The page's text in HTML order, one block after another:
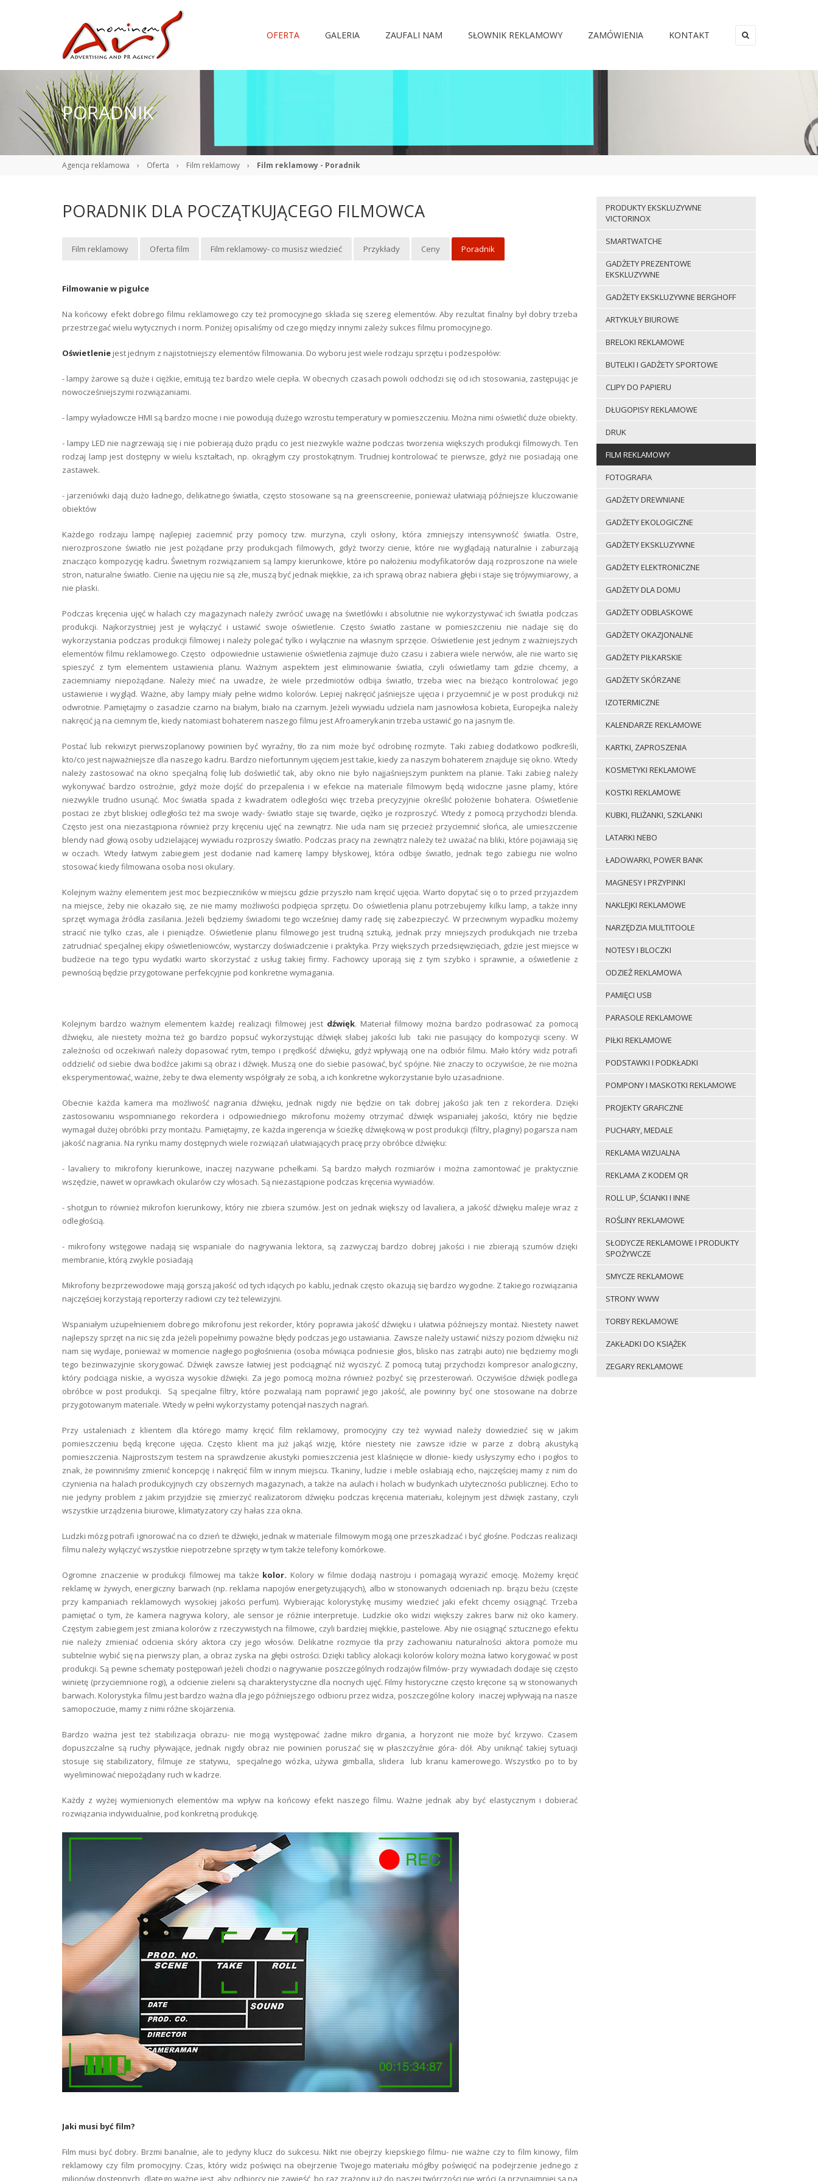
OFERTA GALERIA ZAUFALI NAM SŁOWNIK REKLAMOWY ZAMÓWIENIA KONTAKT
PORADNIK
Agencja reklamowa › Oferta › Film reklamowy › Film reklamowy - Poradnik
PORADNIK DLA POCZĄTKUJĄCEGO FILMOWCA
Film reklamowy Oferta film Film reklamowy- co musisz wiedzieć Przykłady Ceny Poradnik
Filmowanie w pigułce
Na końcowy efekt dobrego filmu reklamowego czy też promocyjnego składa się szereg elementów. Aby rezultat finalny był dobry trzeba
przestrzegać wielu wytycznych i norm. Poniżej opisaliśmy od czego między innymi zależy sukces filmu promocyjnego.
Oświetlenie jest jednym z najistotniejszy elementów filmowania. Do wyboru jest wiele rodzaju sprzętu i podzespołów:
- lampy żarowe są duże i ciężkie, emitują tez bardzo wiele ciepła. W obecnych czasach powoli odchodzi się od ich stosowania, zastępując je
nowocześniejszymi rozwiązaniami.
- lampy wyładowcze HMI są bardzo mocne i nie powodują dużego wzrostu temperatury w pomieszczeniu. Można nimi oświetlić duże obiekty.
- lampy LED nie nagrzewają się i nie pobierają dużo prądu co jest niezwykle ważne podczas tworzenia większych produkcji filmowych. Ten
rodzaj lamp jest dostępny w wielu kształtach, np. okrągłym czy prostokątnym. Trudniej kontrolować te pierwsze, gdyż nie posiadają one
zastawek.
- jarzeniówki dają dużo ładnego, delikatnego światła, często stosowane są na greenscreenie, ponieważ ułatwiają późniejsze kluczowanie
obiektów
Każdego rodzaju lampę najlepiej zaciemnić przy pomocy tzw. murzyna, czyli osłony, która zmniejszy intensywność światła. Ostre,
nierozproszone światło nie jest pożądane przy produkcjach filmowych, gdyż tworzy cienie, które nie wyglądają naturalnie i zaburzają
znacząco kompozycję kadru. Świetnym rozwiązaniem są lampy kierunkowe, które po nałożeniu modyfikatorów dają rozproszone na wiele
stron, naturalne światło. Cienie na ujęciu nie są złe, muszą być jednak miękkie, za ich sprawą obraz nabiera głębi i staje się trójwymiarowy, a
nie płaski.
Podczas kręcenia ujęć w halach czy magazynach należy zwrócić uwagę na świetlówki i absolutnie nie wykorzystywać ich światła podczas
produkcji. Najkorzystniej jest je wyłączyć i ustawić swoje oświetlenie. Często światło zastane w pomieszczeniu nie nadaje się do
wykorzystania podczas produkcji filmowej i należy polegać tylko i wyłącznie na własnym sprzęcie. Oświetlenie jest jednym z ważniejszych
elementów filmu reklamowego. Często odpowiednie ustawienie oświetlenia zajmuje dużo czasu i zabiera wiele nerwów, ale nie warto się
spieszyć z tym elementem ustawienia planu. Ważnym aspektem jest eliminowanie światła, czyli oświetlamy tam gdzie chcemy, a
zaciemniamy niepożądane. Należy mieć na uwadze, że wiele przedmiotów odbija światło, trzeba wiec na bieżąco kontrolować jego
ustawienie i wygląd. Ważne, aby lampy miały pełne widmo kolorów. Lepiej nakręcić jaśniejsze ujęcia i przyciemnić je w post produkcji niż
odwrotnie. Pamiętajmy o zasadzie czarno na białym, biało na czarnym. Jeżeli wywiadu udziela nam jasnowłosa kobieta, Europejka należy
nakręcić ją na ciemnym tle, kiedy natomiast bohaterem naszego filmu jest Afroamerykanin trzeba ustawić go na jasnym tle.
Postać lub rekwizyt pierwszoplanowy powinien być wyraźny, tło za nim może być odrobinę rozmyte. Taki zabieg dodatkowo podkreśli,
kto/co jest najważniejsze dla naszego kadru. Bardzo niefortunnym ujęciem jest takie, kiedy za naszym bohaterem znajduje się okno. Wtedy
należy zastosować na okno specjalną folię lub doświetlić tak, aby okno nie było najjaśniejszym punktem na planie. Taki zabieg należy
wykonywać bardzo ostrożnie, gdyż może dojść do przepalenia i w efekcie na materiale filmowym będą widoczne jasne plamy, które
niezwykle trudno usunąć. Moc światła spada z kwadratem odległości więc trzeba precyzyjnie określić położenie bohatera. Oświetlenie
postaci ze zbyt bliskiej odległości też ma swoje wady- światło staje się twarde, ciężko je rozproszyć. Wtedy z pomocą przychodzi blenda.
Często jest ona niezastąpiona również przy kręceniu ujęć na zewnątrz. Nie uda nam się przecież przyciemnić słońca, ale umieszczenie
blendy nad głową osoby udzielającej wywiadu rozproszy światło. Podczas pracy na zewnątrz należy też uważać na bliki, które pojawiają się
w oczach. Wtedy łatwym zabiegiem jest dodanie nad kamerę lampy błyskowej, która odbije światło, jednak tego zabiegu nie wolno
stosować kiedy filmowana osoba nosi okulary.
Kolejnym ważny elementem jest moc bezpieczników w miejscu gdzie przyszło nam kręcić ujęcia. Warto dopytać się o to przed przyjazdem
na miejsce, żeby nie okazało się, ze nie mamy możliwości podpięcia sprzętu. Do oświetlenia planu potrzebujemy kilku lamp, a także inny
sprzęt wymaga źródła zasilania. Jeżeli będziemy świadomi tego wcześniej damy radę się zabezpieczyć. W przeciwnym wypadku możemy
stracić nie tylko czas, ale i pieniądze. Oświetlenie planu filmowego jest trudną sztuką, jednak przy mniejszych produkcjach nie trzeba
zatrudniać specjalnej ekipy oświetleniowców, wystarczy doświadczenie i praktyka. Przy większych przedsięwzięciach, gdzie jest miejsce w
budżecie na tego typu wydatki warto skorzystać z usług takiej firmy. Fachowcy uporają się z tym szybko i sprawnie, a oświetlenie z
pewnością będzie przygotowane perfekcyjnie pod konkretne wymagania.
Kolejnym bardzo ważnym elementem każdej realizacji filmowej jest dźwięk. Materiał filmowy można bardzo podrasować za pomocą
dźwięku, ale niestety można też go bardzo popsuć wykorzystując dźwięk słabej jakości lub taki nie pasujący do kompozycji sceny. W
zależności od oczekiwań należy dopasować rytm, tempo i prędkość dźwięku, gdyż wpływają one na odbiór filmu. Mało który widz potrafi
oddzielić od siebie dwa bodźce jakimi są obraz i dźwięk. Muszą one do siebie pasować, być spójne. Nie znaczy to oczywiście, że nie można
eksperymentować, ważne, żeby te dwa elementy współgrały ze sobą, a ich konkretne wykorzystanie było uzasadnione.
Obecnie każda kamera ma możliwość nagrania dźwięku, jednak nigdy nie będzie on tak dobrej jakości jak ten z rekordera. Dzięki
zastosowaniu wspomnianego rekordera i odpowiedniego mikrofonu możemy otrzymać dźwięk wspaniałej jakości, który nie będzie
wymagał dużej obróbki przy montażu. Pamiętajmy, ze każda ingerencja w ścieżkę dźwiękową w post produkcji (filtry, plaginy) pogarsza nam
jakość nagrania. Na rynku mamy dostępnych wiele rozwiązań ułatwiających pracę przy obróbce dźwięku:
- lavaliery to mikrofony kierunkowe, inaczej nazywane pchełkami. Są bardzo małych rozmiarów i można zamontować je praktycznie
wszędzie, nawet w oprawkach okularów czy włosach. Są niezastąpione podczas kręcenia wywiadów.
- shotgun to również mikrofon kierunkowy, który nie zbiera szumów. Jest on jednak większy od lavaliera, a jakość dźwięku maleje wraz z
odległością.
- mikrofony wstęgowe nadają się wspaniale do nagrywania lektora, są zazwyczaj bardzo dobrej jakości i nie zbierają szumów dzięki
membranie, którą zwykle posiadają
Mikrofony bezprzewodowe mają gorszą jakość od tych idących po kablu, jednak często okazują się bardzo wygodne. Z takiego rozwiązania
najczęściej korzystają reporterzy radiowi czy też telewizyjni.
Wspaniałym uzupełnieniem dobrego mikrofonu jest rekorder, który poprawia jakość dźwięku i ułatwia późniejszy montaż. Niestety nawet
najlepszy sprzęt na nic się zda jeżeli popełnimy poważne błędy podczas jego ustawiania. Zawsze należy ustawić niższy poziom dźwięku niż
nam się wydaje, ponieważ w momencie nagłego pogłośnienia (osoba mówiąca podniesie głos, blisko nas zatrąbi auto) nie będziemy mogli
tego bezinwazyjnie skorygować. Dźwięk zawsze łatwiej jest podciągnąć niż wyciszyć. Z pomocą tutaj przychodzi kompresor analogiczny,
który podciąga niskie, a wycisza wysokie dźwięki. Za jego pomocą można również pozbyć się przesterowań. Oczywiście dźwięk podlega
obróbce w post produkcji. Są specjalne filtry, które pozwalają nam poprawić jego jakość, ale powinny być one stosowane na dobrze
przygotowanym materiale. Wtedy w pełni wykorzystamy potencjał naszych nagrań.
Przy ustaleniach z klientem dla którego mamy kręcić film reklamowy, promocyjny czy też wywiad należy dowiedzieć się w jakim
pomieszczeniu będą kręcone ujęcia. Często klient ma już jakąś wizję, które niestety nie zawsze idzie w parze z dobrą akustyką
pomieszczenia. Najprostszym testem na sprawdzenie akustyki pomieszczenia jest klaśnięcie w dłonie- kiedy usłyszymy echo i pogłos to
znak, że powinniśmy zmienić koncepcję i nakręcić film w innym miejscu. Tkaniny, ludzie i meble osłabiają echo, najczęściej mamy z nim do
czynienia na halach produkcyjnych czy obszernych magazynach, a także na aulach i holach w budynkach użyteczności publicznej. Echo to
nie jedyny problem z jakim przyjdzie się zmierzyć realizatorom dźwięku podczas kręcenia materiału, kolejnym jest dźwięk zastany, czyli
wszystkie urządzenia biurowe, klimatyzatory czy hałas zza okna.
Ludzki mózg potrafi ignorować na co dzień te dźwięki, jednak w materiale filmowym mogą one przeszkadzać i być głośne. Podczas realizacji
filmu należy wyłączyć wszystkie niepotrzebne sprzęty w tym także telefony komórkowe.
Ogromne znaczenie w produkcji filmowej ma także kolor. Kolory w filmie dodają nastroju i pomagają wyrazić emocję. Możemy kręcić
reklamę w żywych, energiczny barwach (np. reklama napojów energetyzujących), albo w stonowanych odcieniach np. brązu beżu (częste
przy kampaniach reklamowych wysokiej jakości perfum). Wybierając kolorystykę musimy wiedzieć jaki efekt chcemy osiągnąć. Trzeba
pamiętać o tym, że kamera nagrywa kolory, ale sensor je różnie interpretuje. Ludzkie oko widzi większy zakres barw niż oko kamery.
Częstym zabiegiem jest zmiana kolorów z rzeczywistych na filmowe, czyli bardziej miękkie, pastelowe. Aby nie osiągnąć sztucznego efektu
nie należy zmieniać odcienia skóry aktora czy jego włosów. Delikatne rozmycie tła przy zachowaniu naturalności aktora pomoże mu
subtelnie wybić się na pierwszy plan, a obraz zyska na głębi ostrości. Dzięki tablicy alokacji kolorów kolory można łatwo korygować w post
produkcji. Są pewne schematy postępowań jeżeli chodzi o nagrywanie poszczególnych rodzajów filmów- przy wywiadach dodaje się często
winietę (przyciemnione rogi), a odcienie zieleni są charakterystyczne dla nocnych ujęć. Filmy historyczne często kręcone są w stonowanych
barwach. Kolorystyka filmu jest bardzo ważna dla jego późniejszego odbioru przez widza, poszczególne kolory inaczej wpływają na nasze
samopoczucie, mamy z nimi różne skojarzenia.
Bardzo ważna jest też stabilizacja obrazu- nie mogą występować żadne mikro drgania, a horyzont nie może być krzywo. Czasem
dopuszczalne są ruchy pływające, jednak nigdy obraz nie powinien poruszać się w płaszczyźnie góra- dół. Aby uniknąć takiej sytuacji
stosuje się stabilizatory, filmuje ze statywu, specjalnego wózka, używa gimballa, slidera lub kranu kamerowego. Wszystko po to by
wyeliminować niepożądany ruch w kadrze.
Każdy z wyżej wymienionych elementów ma wpływ na końcowy efekt naszego filmu. Ważne jednak aby być elastycznym i dobierać
rozwiązania indywidualnie, pod konkretną produkcję.
Jaki musi być film?
Film musi być dobry. Brzmi banalnie, ale to jedyny klucz do sukcesu. Nikt nie obejrzy kiepskiego filmu- nie ważne czy to film kinowy, film
reklamowy czy film promocyjny. Czas, który widz poświęci na obejrzenie Twojego materiału mógłby poświęcić na podejrzenie jednego z
milionów dostępnych, dlatego ważne jest, aby odbiorcy nie zawieść, bo raz zrażony już do naszej twórczości nie wróci (a przynajmniej są na
PRODUKTY EKSKLUZYWNE
VICTORINOX
SMARTWATCHE
GADŻETY PREZENTOWE
EKSKLUZYWNE
GADŻETY EKSKLUZYWNE BERGHOFF
ARTYKUŁY BIUROWE
BRELOKI REKLAMOWE
BUTELKI I GADŻETY SPORTOWE
CLIPY DO PAPIERU
DŁUGOPISY REKLAMOWE
DRUK
FILM REKLAMOWY
FOTOGRAFIA
GADŻETY DREWNIANE
GADŻETY EKOLOGICZNE
GADŻETY EKSKLUZYWNE
GADŻETY ELEKTRONICZNE
GADŻETY DLA DOMU
GADŻETY ODBLASKOWE
GADŻETY OKAZJONALNE
GADŻETY PIŁKARSKIE
GADŻETY SKÓRZANE
IZOTERMICZNE
KALENDARZE REKLAMOWE
KARTKI, ZAPROSZENIA
KOSMETYKI REKLAMOWE
KOSTKI REKLAMOWE
KUBKI, FILIŻANKI, SZKLANKI
LATARKI NEBO
ŁADOWARKI, POWER BANK
MAGNESY I PRZYPINKI
NAKLEJKI REKLAMOWE
NARZĘDZIA MULTITOOLE
NOTESY I BLOCZKI
ODZIEŻ REKLAMOWA
PAMIĘCI USB
PARASOLE REKLAMOWE
PIŁKI REKLAMOWE
PODSTAWKI I PODKŁADKI
POMPONY I MASKOTKI REKLAMOWE
PROJEKTY GRAFICZNE
PUCHARY, MEDALE
REKLAMA WIZUALNA
REKLAMA Z KODEM QR
ROLL UP, ŚCIANKI I INNE
ROŚLINY REKLAMOWE
SŁODYCZE REKLAMOWE I PRODUKTY
SPOŻYWCZE
SMYCZE REKLAMOWE
STRONY WWW
TORBY REKLAMOWE
ZAKŁADKI DO KSIĄŻEK
ZEGARY REKLAMOWE